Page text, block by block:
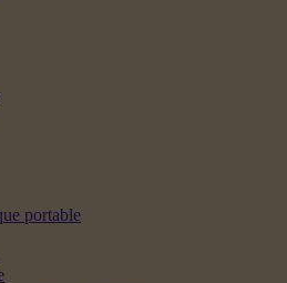
portable